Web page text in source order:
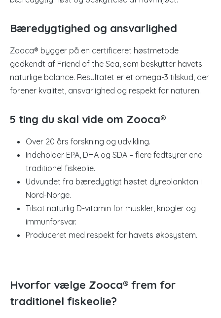
Bæredygtighed og ansvarlighed
Zooca® bygger på en certificeret høstmetode
godkendt af Friend of the Sea, som beskytter havets
naturlige balance. Resultatet er et omega-3 tilskud, der
forener kvalitet, ansvarlighed og respekt for naturen.
5 ting du skal vide om Zooca®
Over 20 års forskning og udvikling.
Indeholder EPA, DHA og SDA – flere fedtsyrer end
traditionel fiskeolie.
Udvundet fra bæredygtigt høstet dyreplankton i
Nord-Norge.
Tilsat naturlig D-vitamin for muskler, knogler og
immunforsvar.
Produceret med respekt for havets økosystem.
Hvorfor vælge Zooca® frem for
traditionel fiskeolie?